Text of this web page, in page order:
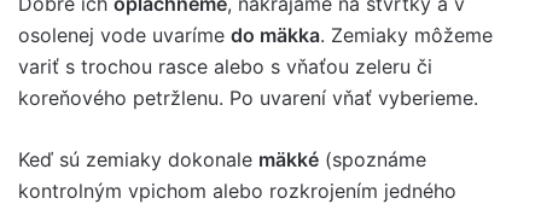
osolenej vode uvaríme do mäkka. Zemiaky môžeme
variť s trochou rasce alebo s vňaťou zeleru či
koreňového petržlenu. Po uvarení vňať vyberieme.
Keď sú zemiaky dokonale mäkké (spoznáme
kontrolným vpichom alebo rozkrojením jedného